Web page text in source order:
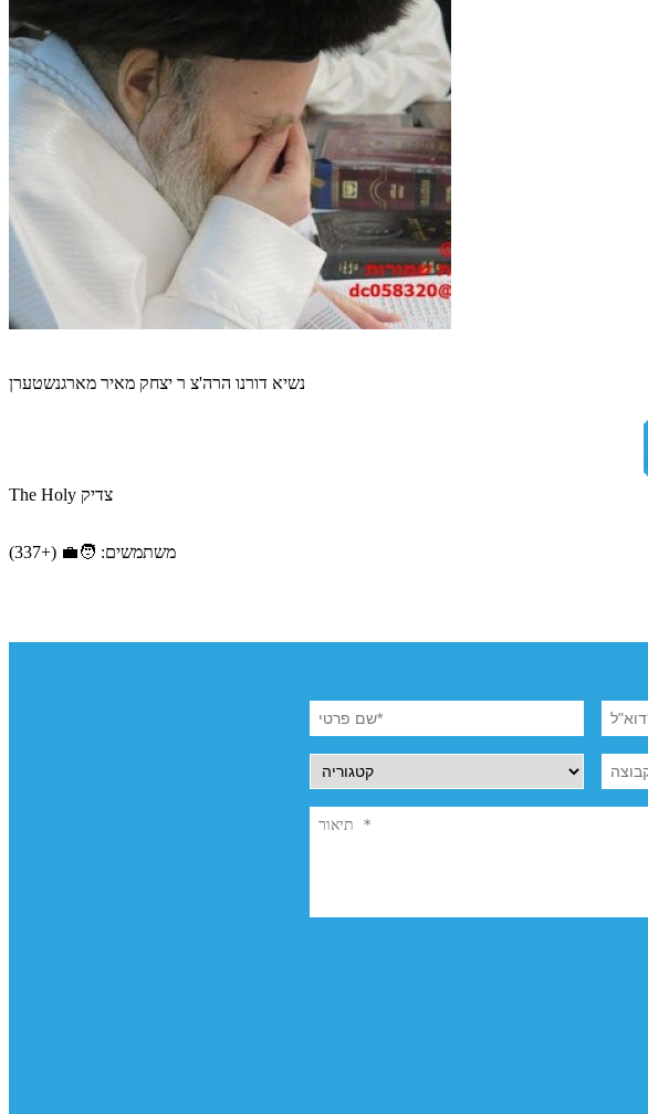
נשיא דורנו הרה'צ ר יצחק מאיר מארגנשטערן
The Holy צדיק
משתמשים: 🧑‍💼 (+337)